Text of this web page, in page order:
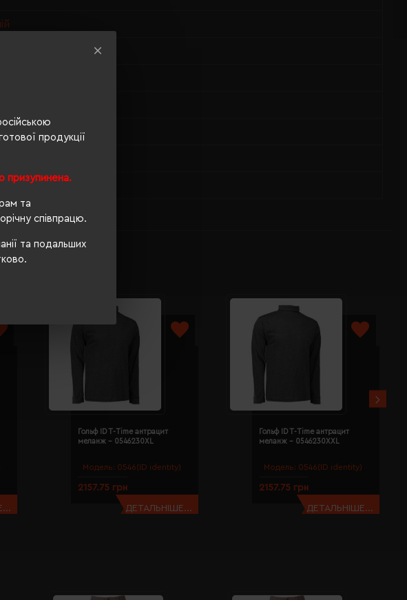
продукції
призупинена.
та
співпрацю.
та подальших
Модель: 0546(ID identity)
Гольф ID T-Time антрацит
меланж - 0546230XL
2157.75 грн
ДЕТАЛЬНІШЕ...
Модель: 0546(ID identity)
Гольф ID T-Time антрацит
меланж - 0546230XXL
2157.75 грн
ДЕТАЛЬНІШЕ...